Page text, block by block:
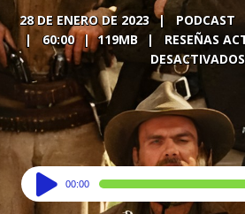
28 DE ENERO DE 2023 PODCAST
60:00
119MB
DESACTIVADOS
Audio
Player
00:00